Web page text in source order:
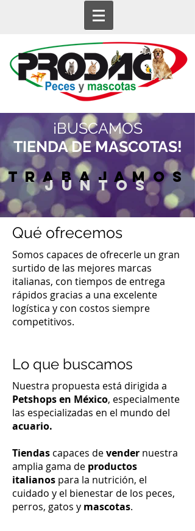
¡BUSCAMOS
TIENDA DE MASCOTAS!
trabajamos
JUNTOS
Qué ofrecemos
Somos capaces de ofrecerle un gran
surtido de las mejores marcas
italianas, con tiempos de entrega
rápidos gracias a una excelente
logística y con costos siempre
competitivos.
Lo que buscamos
Nuestra propuesta está dirigida a
Petshopsen México, especialmente
las especializadas en el mundo del
acuario.
Tiendas capaces devender nuestra
amplia gama de productos
italianos para la nutrición, el
cuidado y el bienestar de los peces,
perros, gatos y mascotas.